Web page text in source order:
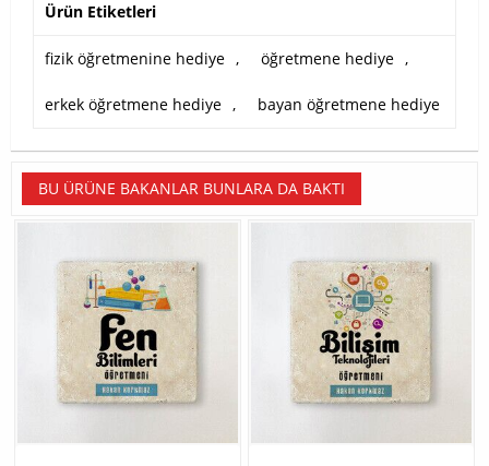
Ürün Etiketleri
fizik öğretmenine hediye , öğretmene hediye ,
erkek öğretmene hediye , bayan öğretmene hediye
BU ÜRÜNE BAKANLAR BUNLARA DA BAKTI